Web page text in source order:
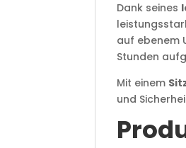
Dank seines
auf ebenem
Stunden
Mit einem
und